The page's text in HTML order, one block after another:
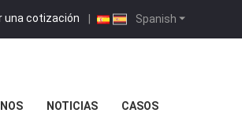
Spanish
una cotización |
NOTICIAS CASOS